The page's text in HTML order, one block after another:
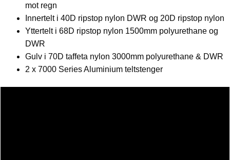
mot regn
Innertelt i 40D ripstop nylon DWR og 20D ripstop nylon
Yttertelt i 68D ripstop nylon 1500mm polyurethane og
DWR
Gulv i 70D taffeta nylon 3000mm polyurethane & DWR
2 x 7000 Series Aluminium teltstenger